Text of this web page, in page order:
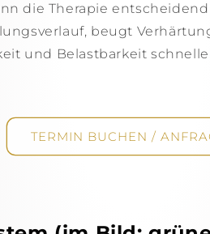
die Therapie
beugt
und Belastbarkeit
TERMIN BUCHEN /